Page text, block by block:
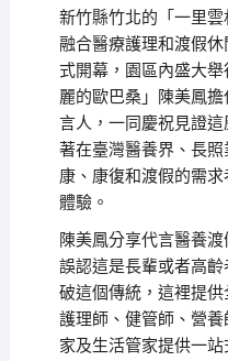
新竹縣竹北的「一里
融合醫療護理和渡假
式開幕，園區內盛大
麗的歐巴桑」陳美鳳
言人，一同慶祝見證
著在臺灣醫養界、長
康、康復和渡假的需
體驗。
陳美鳳分享代言醫養
誤認這是長輩或者高
破這個傳統，這裡提
護理師、健管師、營
家及生活管家提供一